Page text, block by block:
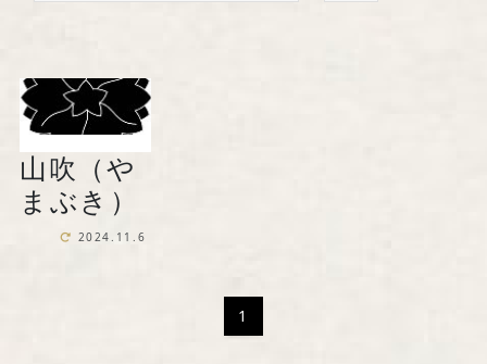
『京の黒染め屋』（BtoC）サイトへ
山吹（や
まぶき）
2024.11.6
1